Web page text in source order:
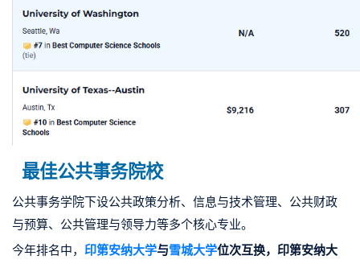
最佳公共事务院校
公共事务学院下设公共政策分析、信息与技术管理、公共财政
与预算、公共管理与领导力等多个核心专业。
今年排名中， 印第安纳大学与雪城大学位次互换，印第安纳大